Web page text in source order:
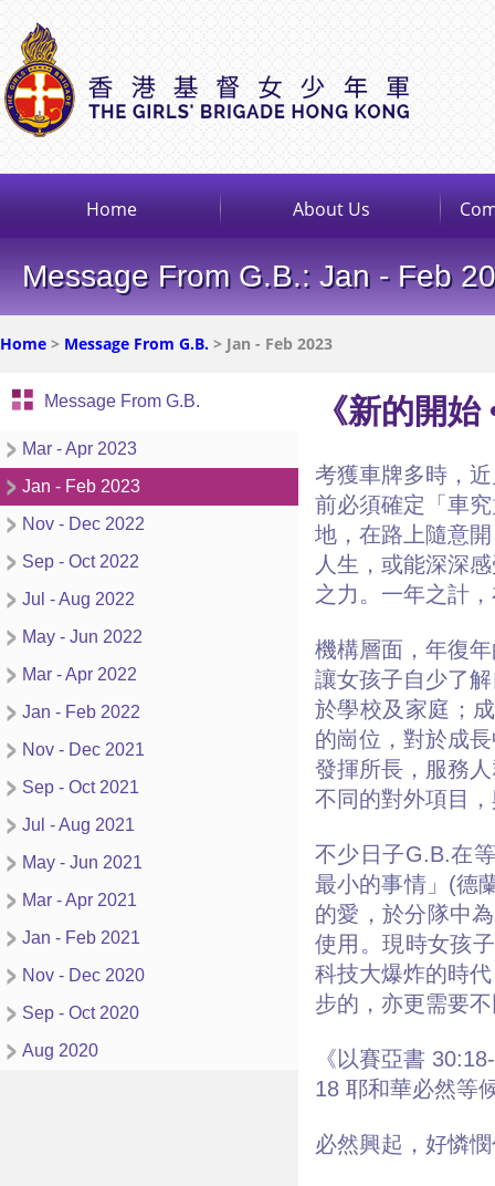
Home About Us
Message From G.B.: Jan - Feb
Home > Message From G.B. > Jan - Feb 2023
Message From G.B.
Mar - Apr 2023
Jan - Feb 2023
Nov - Dec 2022
Sep - Oct 2022
Jul - Aug 2022
May - Jun 2022
Mar - Apr 2022
Jan - Feb 2022
Nov - Dec 2021
Sep - Oct 2021
Jul - Aug 2021
May - Jun 2021
Mar - Apr 2021
Jan - Feb 2021
Nov - Dec 2020
Sep - Oct 2020
Aug 2020
《新的開
考獲車牌多時，
前必須確定「車
地，在路上隨意
人生，或能深深
之力。一年之計
機構層面，年復
讓女孩子自少了
於學校及家庭；
的崗位，對於成
發揮所長，服務
不同的對外項目
不少日子G.B.在
最小的事情」(德
的愛，於分隊中
使用。現時女孩
科技大爆炸的時
步的，亦更需要
《以賽亞書
18 耶和華必然等
必然興起，好憐